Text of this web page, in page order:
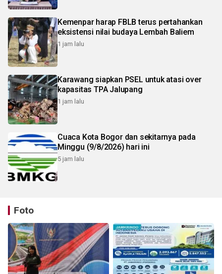
Kemenpar harap FBLB terus pertahankan
eksistensi nilai budaya Lembah Baliem
1 jam lalu
Karawang siapkan PSEL untuk atasi over
kapasitas TPA Jalupang
1 jam lalu
Cuaca Kota Bogor dan sekitarnya pada
Minggu (9/8/2026) hari ini
5 jam lalu
Foto